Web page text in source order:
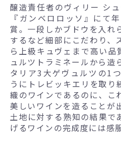
醸造責任者のヴィリー シ
『ガンベロロッソ』にて
賞。一段しかブドウを入れ
するなど細部にこだわり、
ら上級キュヴェまで高い品
ュルツトラミネールから造
タリア3大ゲヴュルツの1
うにトレビッキエリを取り
織のワインであるのに、こ
美しいワインを造ることが
土地に対する熟知の結果で
げるワインの完成度には感